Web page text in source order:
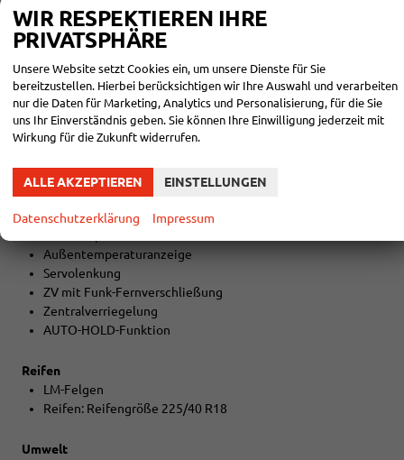
Licht und Sicht
LED-SCHEINWERFER (VOLL)
LED-Heckleuchten
Lichtautomatik
Coming-Home-Funktion
Leaving-Home-Funktion
Technik
7-Gang-Automatikgetriebe
Drive Mode Select
Außentemperaturanzeige
Servolenkung
ZV mit Funk-Fernverschließung
Zentralverriegelung
AUTO-HOLD-Funktion
Reifen
LM-Felgen
Reifen: Reifengröße 225/40 R18
Umwelt
WIR RESPEKTIEREN IHRE
PRIVATSPHÄRE
Unsere Website setzt Cookies ein, um unsere Dienste für Sie
bereitzustellen. Hierbei berücksichtigen wir Ihre Auswahl und verarbeiten
nur die Daten für Marketing, Analytics und Personalisierung, für die Sie
uns Ihr Einverständnis geben. Sie können Ihre Einwilligung jederzeit mit
Wirkung für die Zukunft widerrufen.
ALLE AKZEPTIEREN EINSTELLUNGEN
Datenschutzerklärung Impressum